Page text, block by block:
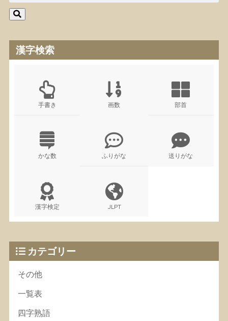
漢字検索
手書き 画数 部首
かな数 ふりがな 送りがな
漢字検定 JLPT
カテゴリー
その他
一覧表
四字熟語